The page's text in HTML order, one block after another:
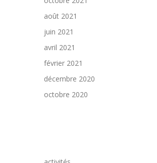
août 2021
juin 2021
avril 2021
février 2021
décembre 2020
octobre 2020